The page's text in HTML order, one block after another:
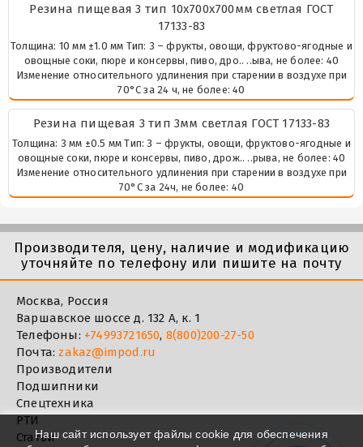
Резина пищевая 3 тип 10х700х700мм светлая ГОСТ
17133-83
Толщина: 10 мм ±1.0 мм Тип: 3 – фрукты, овощи, фруктово-ягодные и
овощные соки, пюре и консервы, пиво, дро.. ..ыва, не более: 40
Изменение относительного удлинения при старении в воздухе при
70°С за 24 ч, не более: 40
Резина пищевая 3 тип 3мм светлая ГОСТ 17133-83
Толщина: 3 мм ±0.5 мм Тип: 3 – фрукты, овощи, фруктово-ягодные и
овощные соки, пюре и консервы, пиво, дрож.. ..рыва, не более: 40
Изменение относительного удлинения при старении в воздухе при
70°С за 24ч, не более: 40
Производителя, цену, наличие и модификацию
уточняйте по телефону или пишите на почту
Москва, Россия
Варшавское шоссе д. 132 А, к. 1
Телефоны: +74993721650, 8(800)200-27-50
Почта:zakaz@impod.ru
Производители
Подшипники
Спецтехника
РТИ
СтатьиНаш сайт использует файлы cookie для обеспечения